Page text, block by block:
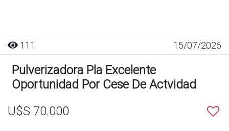
111 15/07/2026
Pulverizadora Pla Excelente
Oportunidad Por Cese De Actvidad
U$S 70.000